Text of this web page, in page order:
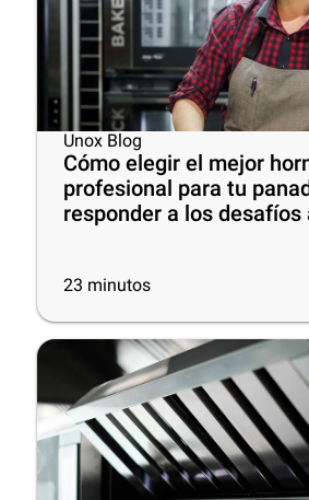
Unox Blog
Cómo elegir el mejor
profesional para tu
responder a los desafíos
23 minutos